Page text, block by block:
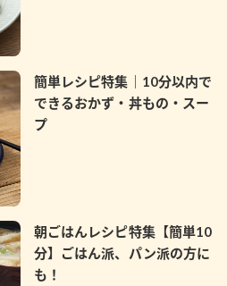
めレシピ
していること
への取り組み
「ぽん酢工房」
簡単レシピ特集｜10分以内で
できるおかず・丼もの・スー
プ
朝ごはんレシピ特集【簡単10
分】ごはん派、パン派の方に
も！